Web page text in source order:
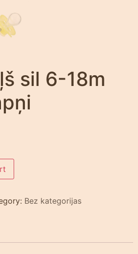
sil 6-18m
Bez kategorijas